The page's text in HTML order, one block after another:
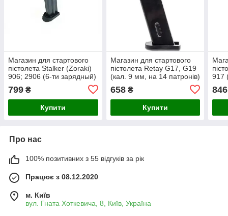
Магазин для стартового
пістолета Stalker (Zoraki)
906; 2906 (6-ти зарядный)
799 ₴
Купити
Магазин для стартового
пістолета Retay G17, G19
(кал. 9 мм, на 14 патронів)
658₴
Купити
917
846
Про нас
100% позитивних з 55 відгуків за рік
Працює з 08.12.2020
м. Київ
вул. Гната Хоткевича, 8, Київ, Україна